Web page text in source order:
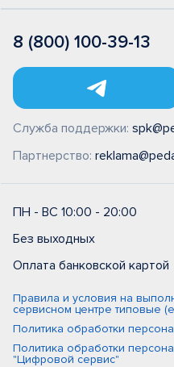
8 (800) 100-39-13
Служба поддержки:
Партнерство:
ПН - ВС 10:00 - 20:00
Без выходных
Оплата банковской картой
Правила и условия на
сервисном центре типовые
Политика обработки
Политика обработки
"Цифровой сервис"